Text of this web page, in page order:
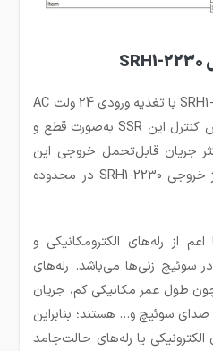
رله SSR آتونیکس مدل SRH1-2230 با تغذیه ورودی 24 ولت AC
و از نوع تک فاز می‌باشد. روش کنترل این SSR به‌صورت قطع و
جریان قابل‌تحمل خروجی این
SSR برابر 30 آمپر است. ولتاژ خروجی SRH1-2230 در محدوده
از رله‌های الکترومکانیکی و
سوئیچ زنی‌ها می‌باشد. رله‌های
چون طول عمر مکانیکی کم، جریان
صدای سوئیچ و… هستند؛ بنابراین
یا رله‌های حالت‌جامد